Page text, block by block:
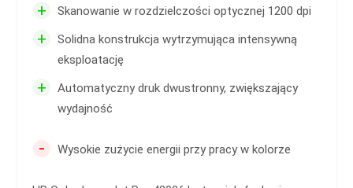
+ Skanowanie w rozdzielczości optycznej 1200 dpi
+
Solidna konstrukcja wytrzymująca intensywną
eksploatację
+
Automatyczny druk dwustronny, zwiększający
wydajność
- Wysokie zużycie energii przy pracy w kolorze